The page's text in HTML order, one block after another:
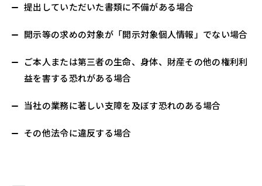
提出していただいた書類に不備がある場合
開示等の求めの対象が「開示対象個人情報」でない場合
ご本人または第三者の生命、身体、財産その他の権利利
益を害する恐れがある場合
当社の業務に著しい支障を及ぼす恐れのある場合
その他法令に違反する場合